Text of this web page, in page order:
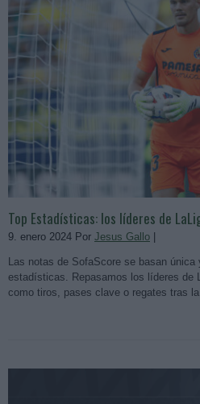
Top Estadísticas: los líderes de
9. enero 2024 Por Jesus Gallo
Las notas de SofaScore se basan
estadísticas. Repasamos los líderes de
como tiros, pases clave o regates tras